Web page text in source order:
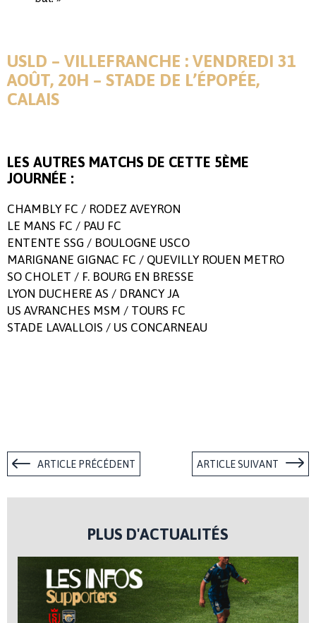
USLD – VILLEFRANCHE : VENDREDI 31
AOÛT, 20H – STADE DE L’ÉPOPÉE,
CALAIS
LES AUTRES MATCHS DE CETTE 5ÈME
JOURNÉE :
CHAMBLY FC / RODEZ AVEYRON
LE MANS FC / PAU FC
ENTENTE SSG / BOULOGNE USCO
MARIGNANE GIGNAC FC / QUEVILLY ROUEN METRO
SO CHOLET / F. BOURG EN BRESSE
LYON DUCHERE AS / DRANCY JA
US AVRANCHES MSM / TOURS FC
STADE LAVALLOIS / US CONCARNEAU
ARTICLE PRÉCÉDENT ARTICLE SUIVANT
PLUS D'ACTUALITÉS